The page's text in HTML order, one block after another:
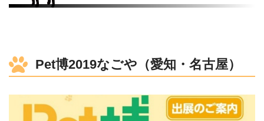
Pet博2019なごや（愛知・名古屋）